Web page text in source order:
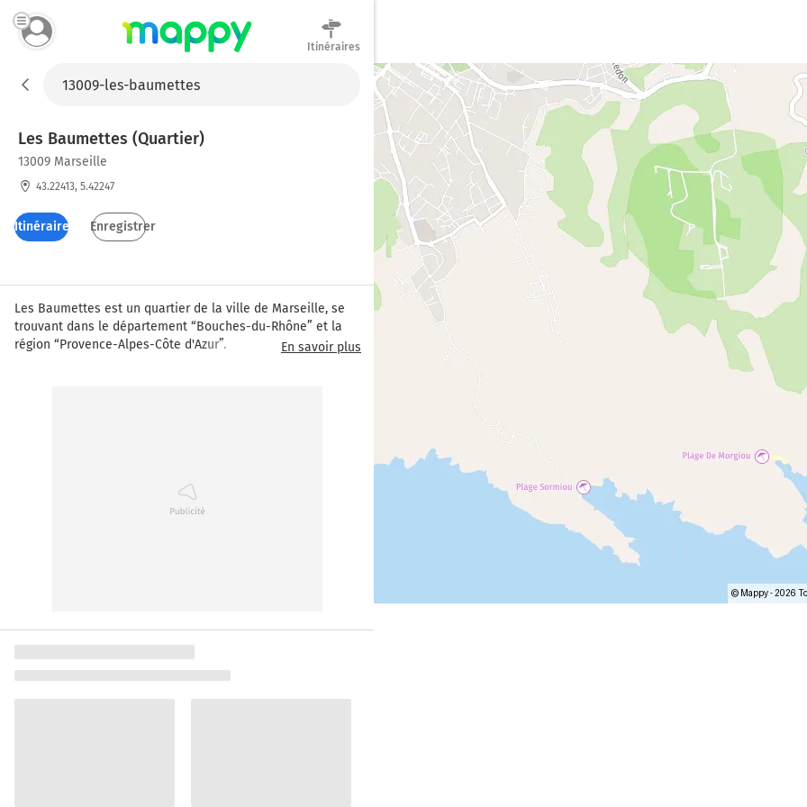
Itinéraires
Les Baumettes (Quartier)
13009 Marseille
43.22413, 5.42247
Itinéraires Enregistrer
Les Baumettes est un quartier de la ville de Marseille, se
trouvant dans le département “Bouches-du-Rhône” et la
région “Provence-Alpes-Côte d'Azur”.
En savoir plus